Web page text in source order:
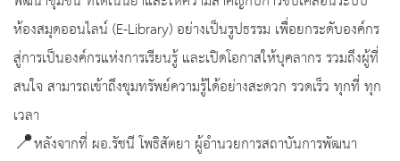
ห้องสมุดออนไลน์ (E-Library) อย่างเป็นรูปธรรม เพื่อยกระดับองค์กร
สู่การเป็นองค์กรแห่งการเรียนรู้ และเปิดโอกาสให้บุคลากร รวมถึงผู้ที่
สนใจ สามารถเข้าถึงขุมทรัพย์ความรู้ได้อย่างสะดวก รวดเร็ว ทุกที่ ทุก
เวลา
📍หลังจากที่ ผอ.รัชนี โพธิสัตยา ผู้อำนวยการสถาบันการพัฒนา